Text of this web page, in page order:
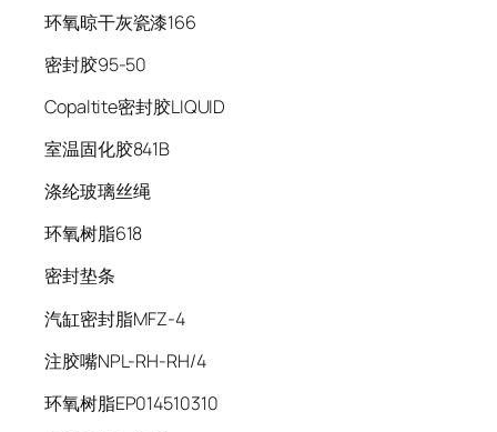
环氧晾干灰瓷漆166
密封胶95-50
Copaltite密封胶LIQUID
室温固化胶841B
涤纶玻璃丝绳
环氧树脂618
密封垫条
汽缸密封脂MFZ-4
注胶嘴NPL-RH-RH/4
环氧树脂EP014510310